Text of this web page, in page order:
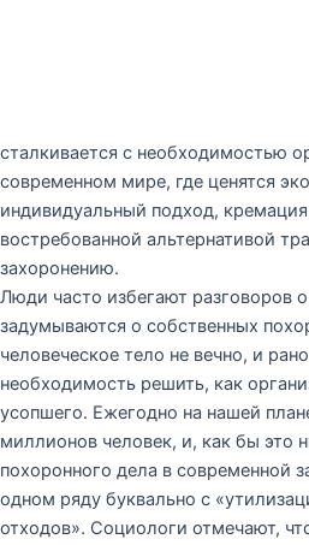
сталкивается с необходимостью
современном мире, где ценятся
индивидуальный подход,
востребованной альтернативой
захоронению.
Люди часто избегают разговоров
задумываются о собственных
человеческое тело не вечно, и
необходимость решить, как
усопшего. Ежегодно на нашей
миллионов человек, и, как бы это
похоронного дела в современной
одном ряду буквально с
отходов». Социологи отмечают,